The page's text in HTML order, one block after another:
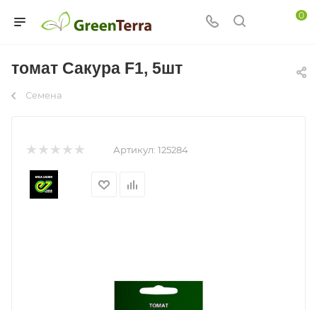
0
томат Сакура F1, 5шт
Семена
Артикул: 125284